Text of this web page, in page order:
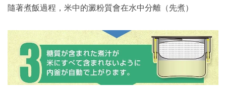
隨著煮飯過程，米中的澱粉質會在水中分離（先煮）